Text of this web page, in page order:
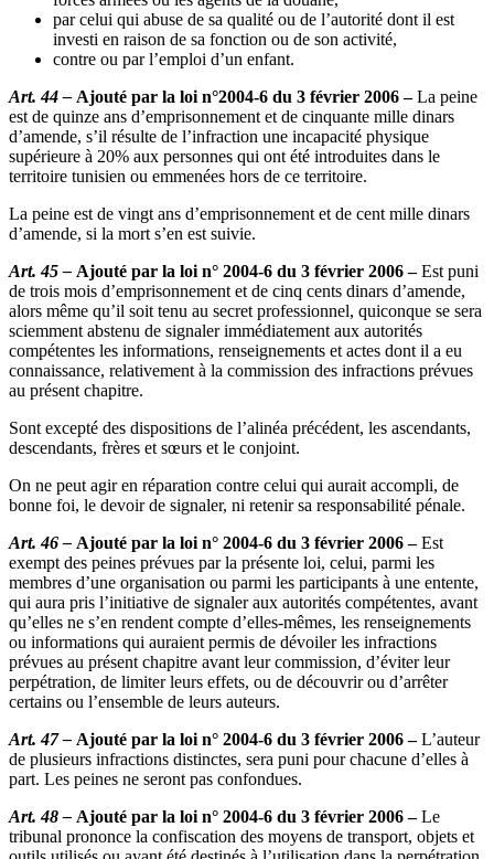
par celui qui abuse de sa qualité ou de l’autorité dont il est
investi en raison de sa fonction ou de son activité,
contre ou par l’emploi d’un enfant.
Art. 44 – Ajouté par la loi n°2004-6 du 3 février 2006 –La peine
est de quinze ans d’emprisonnement et de cinquante mille dinars
d’amende, s’il résulte de l’infraction une incapacité physique
supérieure à 20% aux personnes qui ont été introduites dans le
territoire tunisien ou emmenées hors de ce territoire.
La peine est de vingt ans d’emprisonnement et de cent mille dinars
d’amende, si la mort s’en est suivie.
Art. 45 – Ajouté par la loi n° 2004-6 du 3 février 2006 –Est puni
de trois mois d’emprisonnement et de cinq cents dinars d’amende,
alors même qu’il soit tenu au secret professionnel, quiconque se sera
sciemment abstenu de signaler immédiatement aux autorités
compétentes les informations, renseignements et actes dont il a eu
connaissance, relativement à la commission des infractions prévues
au présent chapitre.
Sont excepté des dispositions de l’alinéa précédent, les ascendants,
descendants, frères et sœurs et le conjoint.
On ne peut agir en réparation contre celui qui aurait accompli, de
bonne foi, le devoir de signaler, ni retenir sa responsabilité pénale.
Art. 46 – Ajouté par la loi n° 2004-6 du 3 février 2006 –Est
exempt des peines prévues par la présente loi, celui, parmi les
membres d’une organisation ou parmi les participants à une entente,
qui aura pris l’initiative de signaler aux autorités compétentes, avant
qu’elles ne s’en rendent compte d’elles-mêmes, les renseignements
ou informations qui auraient permis de dévoiler les infractions
prévues au présent chapitre avant leur commission, d’éviter leur
perpétration, de limiter leurs effets, ou de découvrir ou d’arrêter
certains ou l’ensemble de leurs auteurs.
Art. 47 – Ajouté par la loi n° 2004-6 du 3 février 2006 –L’auteur
de plusieurs infractions distinctes, sera puni pour chacune d’elles à
part. Les peines ne seront pas confondues.
Art. 48 – Ajouté par la loi n° 2004-6 du 3 février 2006 –Le
tribunal prononce la confiscation des moyens de transport, objets et